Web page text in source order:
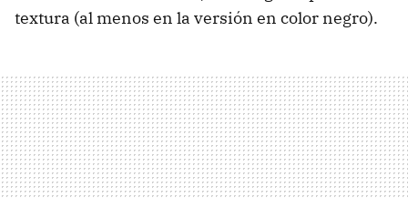
textura (al menos en la versión en color negro).